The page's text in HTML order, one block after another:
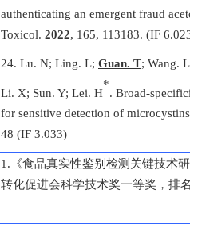
authenticating an emergent fraud
Toxicol. 2022, 165, 113183. (IF 6.023)
24. Lu. N; Ling. L; Guan. T; Wang. L;
Li. X; Sun. Y; Lei. H
*
. Broad-
for sensitive detection of microcystins
48 (IF 3.033)
1 . 《食品真实性鉴别检测关键技术研
转化促进会科学技术奖一等奖，排名